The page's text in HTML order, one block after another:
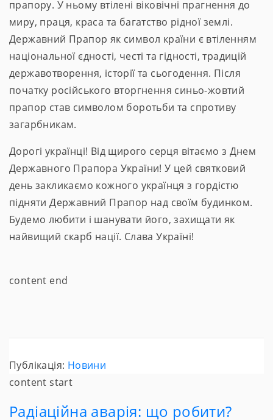
прапору. У ньому втілені віковічні прагнення до
миру, праця, краса та багатство рідної землі.
Державний Прапор як символ країни є втіленням
національної єдності, честі та гідності, традицій
державотворення, історії та сьогодення. Після
початку російського вторгнення синьо-жовтий
прапор став символом боротьби та спротиву
загарбникам.
Дорогі українці! Від щирого серця вітаємо з Днем
Державного Прапора України! У цей святковий
день закликаємо кожного українця з гордістю
підняти Державний Прапор над своїм будинком.
Будемо любити і шанувати його, захищати як
найвищий скарб нації. Слава Україні!
content end
Публікація: Новини
content start
Радіаційна аварія: що робити?